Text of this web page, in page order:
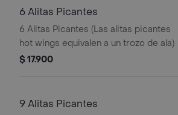
6 Alitas Picantes
6 Alitas Picantes (Las alitas picantes
hot wings equivalen a un trozo de ala)
$ 17.900
9 Alitas Picantes